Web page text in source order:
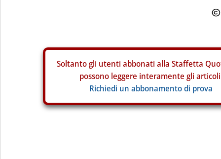
Soltanto gli utenti abbonati alla Staffetta
possono leggere interamente gli
Richiedi un abbonamento di prova